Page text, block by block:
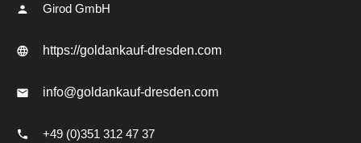
Girod GmbH
https://goldankauf-dresden.com
info@goldankauf-dresden.com
+49 (0)351 312 47 37